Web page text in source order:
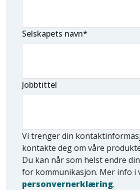
Selskapets navn*
Jobbtittel
Vi trenger din
kontakte deg om våre
Du kan når som helst endre
for kommunikasjon. Mer info i
personvernerklæring.